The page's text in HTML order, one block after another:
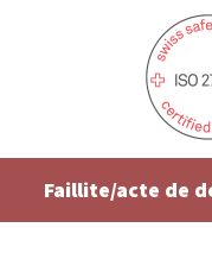
Faillite/acte de